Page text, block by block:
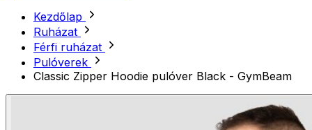
Kezdőlap
Ruházat
Férfi ruházat
Pulóverek
Classic Zipper Hoodie pulóver Black - GymBeam